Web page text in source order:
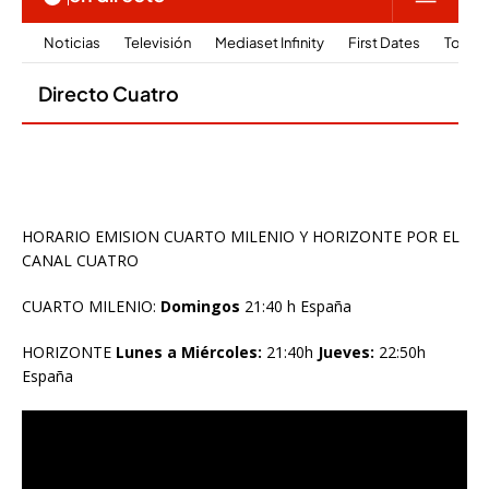
HORARIO EMISION CUARTO MILENIO Y HORIZONTE POR EL
CANAL CUATRO
CUARTO MILENIO: Domingos 21:40 h España
HORIZONTE Lunes a Miércoles: 21:40h Jueves: 22:50h
España